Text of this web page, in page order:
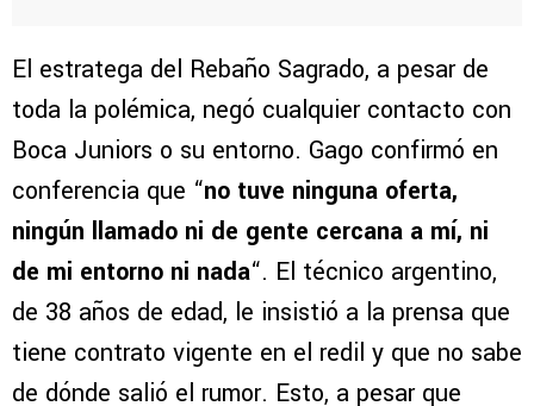
El estratega del Rebaño Sagrado, a pesar de
toda la polémica, negó cualquier contacto con
Boca Juniors o su entorno. Gago confirmó en
conferencia que “no tuve ninguna oferta,
ningún llamado ni de gente cercana a mí, ni
de mi entorno ni nada“. El técnico argentino,
de 38 años de edad, le insistió a la prensa que
tiene contrato vigente en el redil y que no sabe
de dónde salió el rumor. Esto, a pesar que